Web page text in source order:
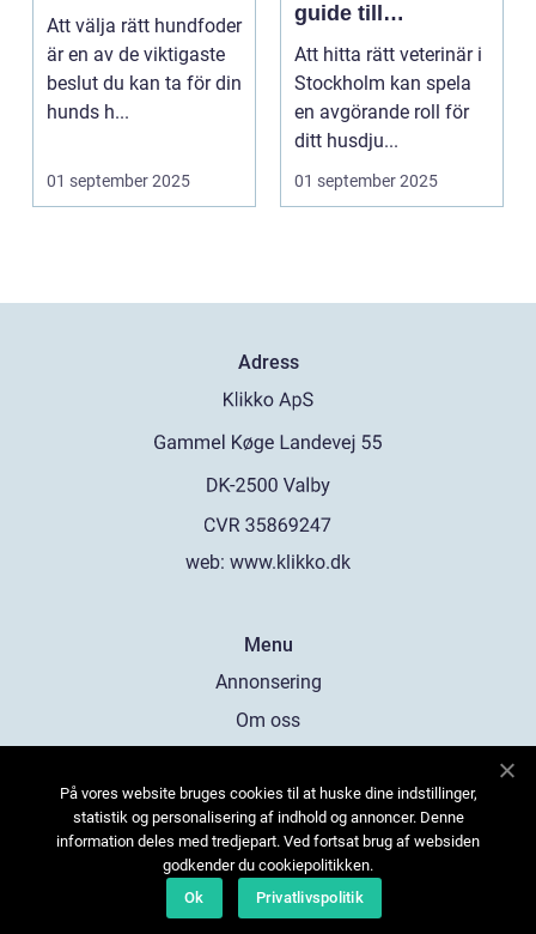
Att välja rätt hundfoder
är en av de viktigaste
beslut du kan ta för din
hunds h...
01 september 2025
guide till
djursjukvård i
huvudstaden
Att hitta rätt veterinär i
Stockholm kan spela
en avgörande roll för
ditt husdju...
01 september 2025
Adress
web: www.klikko.dk
Menu
Annonsering
Om oss
Kontakta oss
Sitemap
På vores website bruges cookies til at huske dine indstillinger,
statistik og personalisering af indhold og annoncer. Denne
information deles med tredjepart. Ved fortsat brug af websiden
godkender du cookiepolitikken.
Ok
Privatlivspolitik